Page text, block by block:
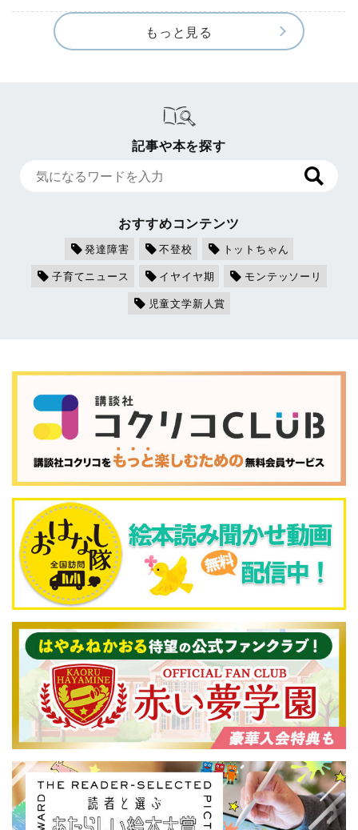
もっと見る
記事や本を探す
おすすめコンテンツ
発達障害 不登校
トットちゃん
子育てニュース
イヤイヤ期
モンテッソーリ
児童文学新人賞